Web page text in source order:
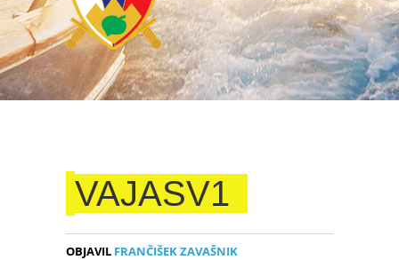
VAJASV1
OBJAVIL FRANČIŠEK ZAVAŠNIK